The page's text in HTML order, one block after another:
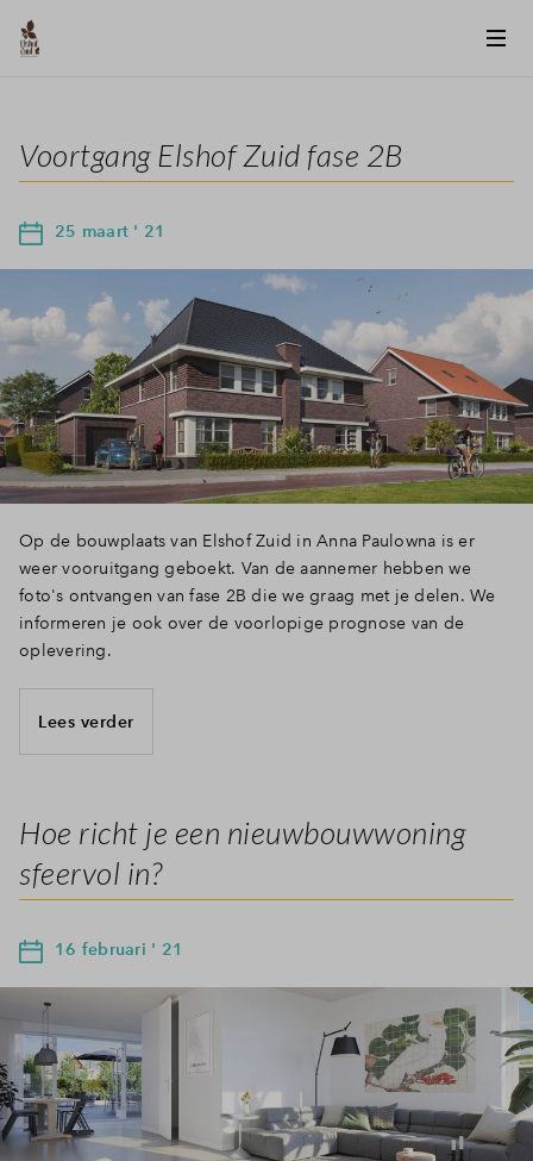
Inloggen
Voortgang Elshof Zuid fase 2B
25 maart ' 21
Op de bouwplaats van Elshof Zuid in Anna Paulowna is er
weer vooruitgang geboekt. Van de aannemer hebben we
foto's ontvangen van fase 2B die we graag met je delen. We
informeren je ook over de voorlopige prognose van de
oplevering.
Lees verder
Hoe richt je een nieuwbouwwoning
sfeervol in?
16 februari ' 21